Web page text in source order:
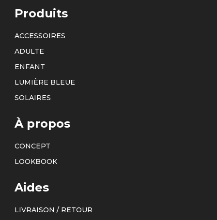
Produits
ACCESSOIRES
ADULTE
ENFANT
LUMIÈRE BLEUE
SOLAIRES
À propos
CONCEPT
LOOKBOOK
Aides
LIVRAISON / RETOUR